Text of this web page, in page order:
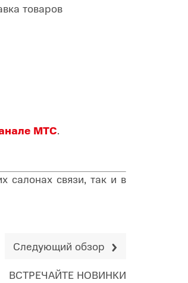
товаров
МТС.
салонах связи, так и в
Следующий обзор
ВСТРЕЧАЙТЕ НОВИНКИ